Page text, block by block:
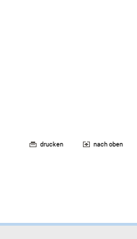
drucken nach oben